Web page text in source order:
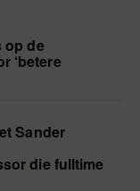
op de
‘betere
Sander
die fulltime